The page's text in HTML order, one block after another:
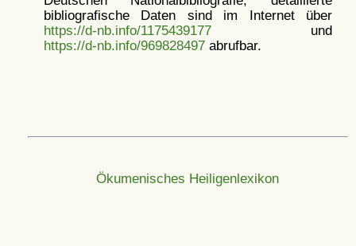
bibliografische Daten sind im Internet über
https://d-nb.info/1175439177und
https://d-nb.info/969828497abrufbar.
Ökumenisches Heiligenlexikon